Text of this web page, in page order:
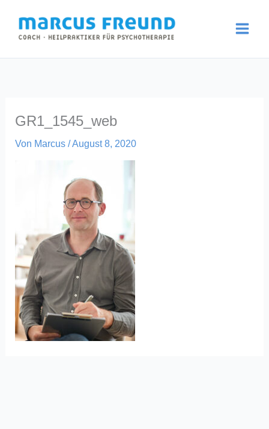
Inhalt
springen
GR1_1545_web
Von Marcus/August 8, 2020